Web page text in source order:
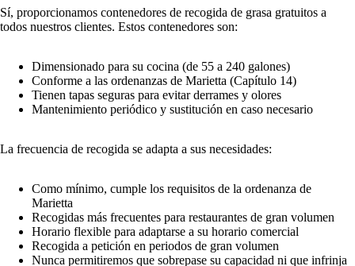
Sí, proporcionamos contenedores de recogida de grasa gratuitos a
todos nuestros clientes. Estos contenedores son:
Dimensionado para su cocina (de 55 a 240 galones)
Conforme a las ordenanzas de Marietta (Capítulo 14)
Tienen tapas seguras para evitar derrames y olores
Mantenimiento periódico y sustitución en caso necesario
La frecuencia de recogida se adapta a sus necesidades:
Como mínimo, cumple los requisitos de la ordenanza de
Marietta
Recogidas más frecuentes para restaurantes de gran volumen
Horario flexible para adaptarse a su horario comercial
Recogida a petición en periodos de gran volumen
Nunca permitiremos que sobrepase su capacidad ni que infrinja